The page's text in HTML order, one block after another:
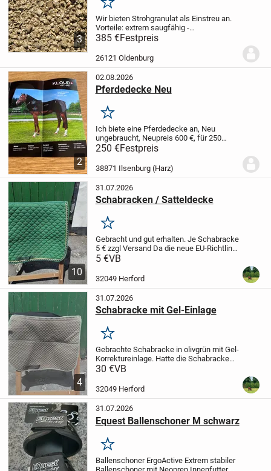
3
Merken
Wir bieten Strohgranulat als Einstreu an.
Vorteile: extrem saugfähig -
geruchsbindend - das
Aufnahmevermögen ist höher als
herkömmlicher Einstreu - hohe
Ergiebigkeit, daher kostengünstig -
100%...
385 €Festpreis
26121 Oldenburg
2
02.08.2026
Pferdedecke Neu
Merken
Ich biete eine Pferdedecke an, Neu
ungebraucht, Neupreis 600 €, für 250
€,Versand möglich, + Porto
250 €Festpreis
38871 Ilsenburg (Harz)
10
31.07.2026
Schabracken / Satteldecke
Merken
Gebracht und gut erhalten. Je Schabracke
5 € zzgl Versand Da die neue EU-Richtlinie
jetzt 1 Jahr Gewährleistung auch für
Verkäufer es nicht ausschließt...
5 €VB
32049 Herford
4
31.07.2026
Schabracke mit Gel-Einlage
Merken
Gebrachte Schabracke in olivgrün mit Gel-
Korrektureinlage. Hatte die Schabracke
unter einem VSD Sattel mit 17 und 18
vorhanden. Da die neue EU-Richtlinie...
30 €VB
32049 Herford
31.07.2026
Equest Ballenschoner M schwarz
Merken
Ballenschoner ErgoActive Extrem stabiler